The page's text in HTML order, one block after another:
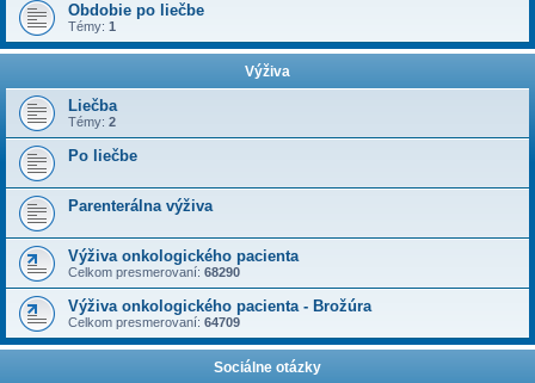
Obdobie po liečbe
Témy: 1
Výživa
Liečba
Témy: 2
Po liečbe
Parenterálna výživa
Výživa onkologického pacienta
Celkom presmerovaní: 68290
Výživa onkologického pacienta - Brožúra
Celkom presmerovaní: 64709
Sociálne otázky